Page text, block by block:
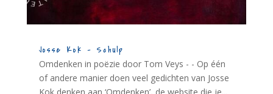
Josse Kok – Schulp
Omdenken in poëzie door Tom Veys - - Op één
of andere manier doen veel gedichten van Josse